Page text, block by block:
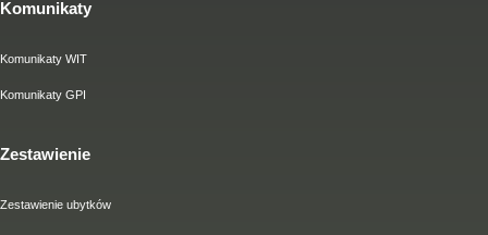
Komunikaty
Komunikaty WIT
Komunikaty GPI
Zestawienie
Zestawienie ubytków